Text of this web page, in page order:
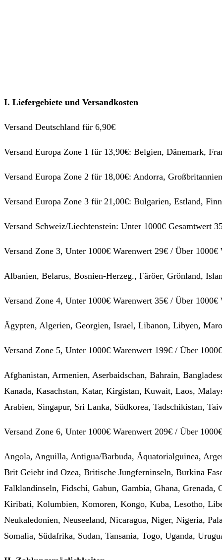
I. Liefergebiete und Versandkosten
Versand Deutschland für 6,90€
Versand Europa Zone 1 für 13,90€: Belgien, Dänemark,
Versand Europa Zone 2 für 18,00€: Andorra,
Versand Europa Zone 3 für 21,00€: Bulgarien, Estland,
Versand Schweiz/Liechtenstein: Unter 1000€ Gesamtwert
Versand Zone 3, Unter 1000€ Warenwert 29€ / Über 1000€
Albanien, Belarus, Bosnien-Herzeg., Färöer, Grönland,
Versand Zone 4, Unter 1000€ Warenwert 35€ / Über 1000€
Ägypten, Algerien, Georgien, Israel, Libanon, Libyen,
Versand Zone 5, Unter 1000€ Warenwert 199€ / Über
Afghanistan, Armenien, Aserbaidschan, Bahrain,
Kanada, Kasachstan, Katar, Kirgistan, Kuwait, Laos,
Arabien, Singapur, Sri Lanka, Südkorea, Tadschikistan,
Versand Zone 6, Unter 1000€ Warenwert 209€ / Über
Angola, Anguilla, Antigua/Barbuda, Äquatorialguinea,
Brit Geiebt ind Ozea, Britische Jungferninseln, Burkina
Falklandinseln, Fidschi, Gabun, Gambia, Ghana,
Kiribati, Kolumbien, Komoren, Kongo, Kuba, Lesotho,
Neukaledonien, Neuseeland, Nicaragua, Niger, Nigeria,
Somalia, Südafrika, Sudan, Tansania, Togo, Uganda,